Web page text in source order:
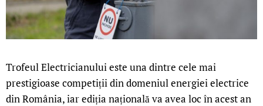
Trofeul Electricianului este una dintre cele mai
prestigioase competiții din domeniul energiei electrice
din România, iar ediția națională va avea loc în acest an